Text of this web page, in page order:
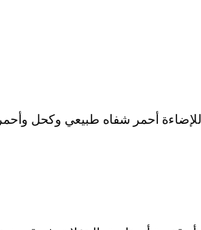
للإضاءة أحمر شفاه طبيعي وكحل